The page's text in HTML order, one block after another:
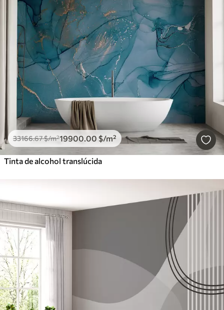
33166.67$/m²19900.00 $/m²
Tinta de alcohol translúcida